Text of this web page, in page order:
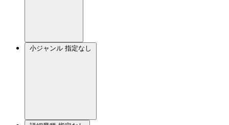
小ジャンル 指定なし